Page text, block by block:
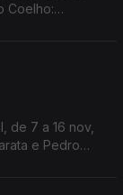
Coelho:
de 7 a 16 nov,
e Pedro